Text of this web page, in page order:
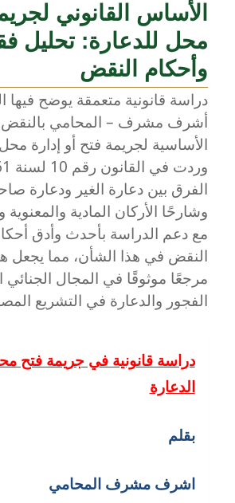
القضاء
الجنائي
قراءة
في
مرافعة
دفاع
المستشار
أشرف
مشرف
الأساس القانوني
محل للدعارة: تحليل
وأحكام النقض
دراسة قانونية متعمقة يوضح فيها
أشرف مشرف – المحامي بالنقض
الأساسية لجريمة فتح أو إدارة
الفرق بين دعارة الغير ودعارة
وشارحًا الأركان المادية والمعنوية
مع دعم الدراسة بأحدث وأدق
النقض في هذا الشأن، مما يجعل
مرجعًا موثوقًا في المجال الجنائي
الفجور والدعارة في التشريع
دراسة قانونية في جريمة فتح
الدعارة
بقلم
اشرف مشرف المحامي